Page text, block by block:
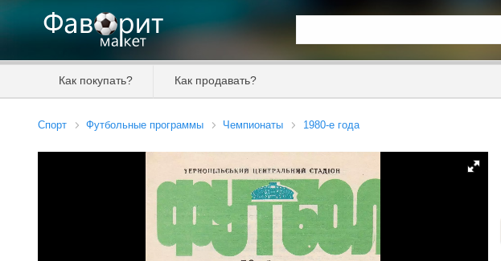
Как покупать? Как продавать?
Спорт Футбольные программы Чемпионаты 1980-е года